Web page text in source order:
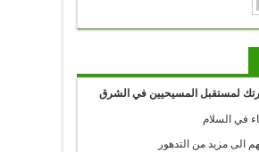
لمستقبل المسيحيين في الشرق
في السلام
الى مزيد من التدهور